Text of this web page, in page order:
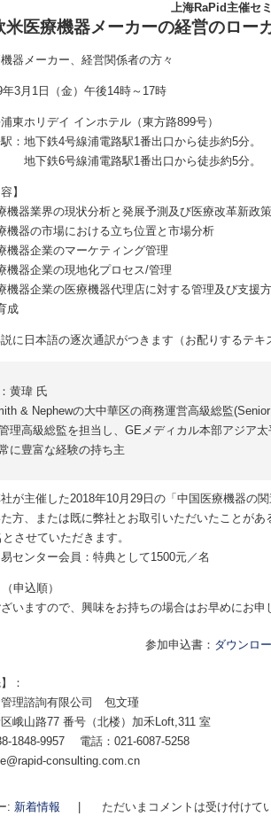
上海RaPid主催セ
米医療機器メーカーの経営のロー
機器メーカー、経営関係者の方々
年3月1日（金）午後14時～17時
浦東ホリデイ インホテル（東方路899号）
鉄4号線浦電路駅1番出口から徒歩約5分。
線浦電路駅1番出口から徒歩約5分。
】
器業界の現状分析と発展予測及び医療改革新政
機器の市場における立ち位置と市場分析
機器企業のマーケティング管理
機器企業の現地化プロセス/管理
器企業の医療機器代理店に対する管理及び支援
成
に日本語の逐次通訳がつきます（お配りするテキ
黄瑋 氏
& Nephewの大中華区の商務運営高級総監
理高級総監を担当し、GEメディカル本部アジア
に豊富な経験の持ち主
社が主催した2018年10月29日の「中国医療機器の
方、または既に弊社とお取引いただいたことが
させていただきます。
センター会員：特典として1500元／名
申込順）
いますので、興味をお持ちの場合はお早めにお申
参加申込書： ダウンロ
：
管理諮詢有限公司 包文瑾
区峨山路77 番号（北楼）加禾Loft,311 室
1848-9957 電話：021-6087-5258
consulting.com.cn
: 新着情報 | ただいまコメントは受け付けて